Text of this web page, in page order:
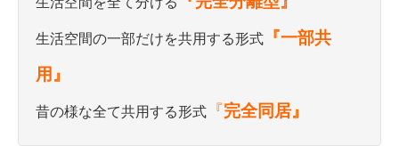
生活空間の一部だけを共用する形式 『一部共
用』
昔の様な全て共用する形式 『完全同居』